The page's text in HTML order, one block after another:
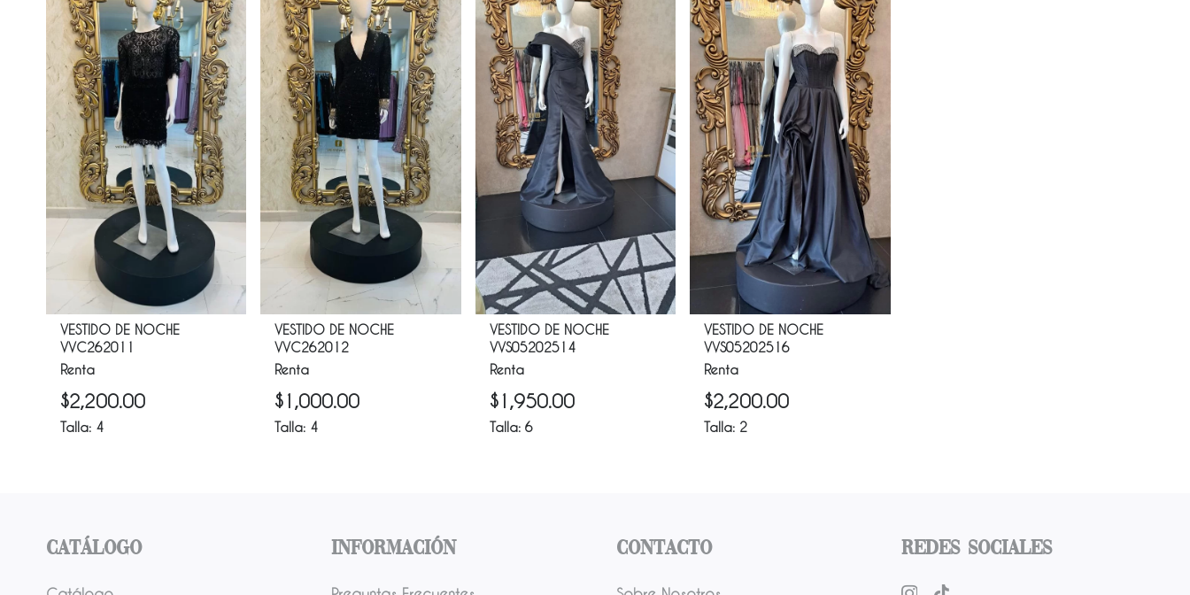
VESTIDO DE NOCHE
VVC262011
Renta
$2,200.00
Talla: 4
VESTIDO DE NOCHE
VVC262012
Renta
$ 1,000.00
Talla: 4
VESTIDO DE NOCHE
VVS05202514
Renta
$1,950.00
Talla: 6
VESTIDO DE NOCHE
VVS05202516
Renta
$2,200.00
Talla: 2
Catálogo Información Contacto Redes Sociales